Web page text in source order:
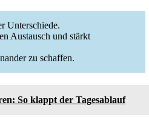
Unterschiede.
Austausch und stärkt
zu schaffen.
So klappt der Tagesablauf